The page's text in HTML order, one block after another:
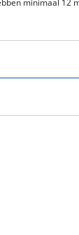
minimaal 12